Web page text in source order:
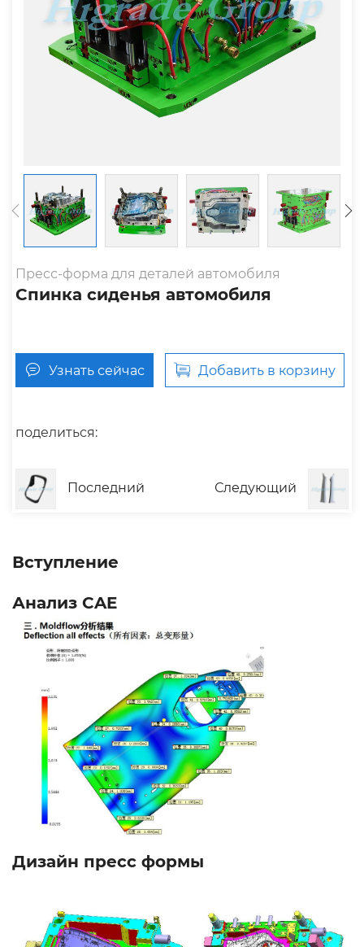
Пресс-форма для деталей автомобиля
Cпинка сиденья автомобиля
Узнать сейчас Добавить в корзину
поделиться:
Последний Следующий
Вступление
Анализ CAE
Дизайн пресс формы